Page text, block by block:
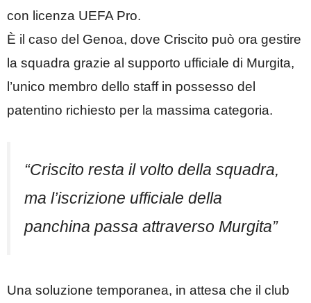
con licenza UEFA Pro.
È il caso del Genoa, dove Criscito può ora gestire
la squadra grazie al supporto ufficiale di Murgita,
l’unico membro dello staff in possesso del
patentino richiesto per la massima categoria.
“Criscito resta il volto della squadra,
ma l’iscrizione ufficiale della
panchina passa attraverso Murgita”
Una soluzione temporanea, in attesa che il club